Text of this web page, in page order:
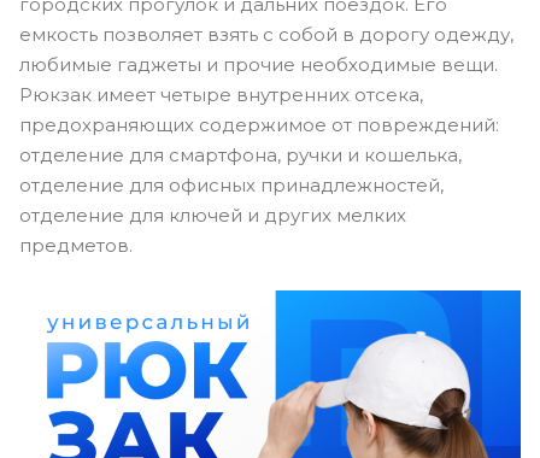
емкость позволяет взять с собой в дорогу одежду,
любимые гаджеты и прочие необходимые вещи.
Рюкзак имеет четыре внутренних отсека,
предохраняющих содержимое от повреждений:
отделение для смартфона, ручки и кошелька,
отделение для офисных принадлежностей,
отделение для ключей и других мелких
предметов.